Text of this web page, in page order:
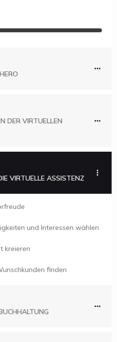
DER VIRTUELLEN
VIRTUELLE ASSISTENZ
und Interessen wählen
kreieren
finden